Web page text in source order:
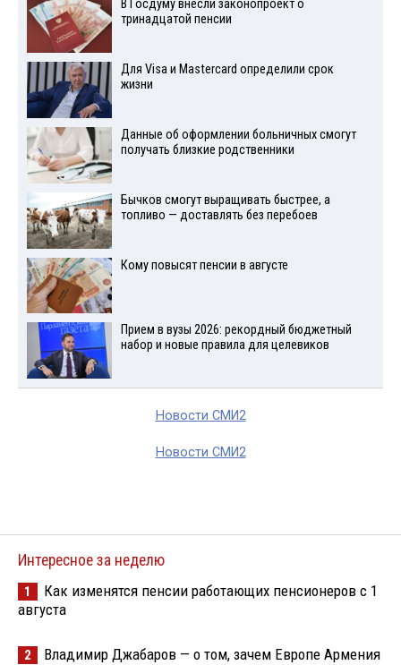
В Госдуму внесли законопроект о
тринадцатой пенсии
Для Visа и Mastercard определили срок
жизни
Данные об оформлении больничных смогут
получать близкие родственники
Бычков смогут выращивать быстрее, а
топливо — доставлять без перебоев
Кому повысят пенсии в августе
Прием в вузы 2026: рекордный бюджетный
набор и новые правила для целевиков
Новости СМИ2
Новости СМИ2
Интересное за неделю
1
Как изменятся пенсии работающих пенсионеров с 1
августа
2 Владимир Джабаров — о том, зачем Европе Армения